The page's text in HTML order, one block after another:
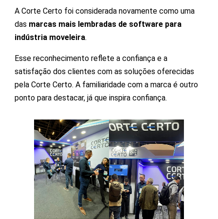
A Corte Certo foi considerada novamente como uma
das marcas mais lembradas de software para
indústria moveleira.
Esse reconhecimento reflete a confiança e a
satisfação dos clientes com as soluções oferecidas
pela Corte Certo. A familiaridade com a marca é outro
ponto para destacar, já que inspira confiança.